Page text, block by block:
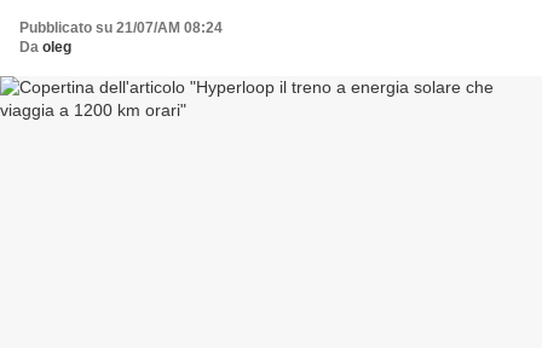
Pubblicato su 21/07/AM 08:24
Da oleg